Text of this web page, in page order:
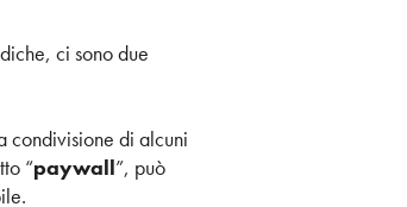
ci sono due
condivisione di alcuni
“paywall”, può